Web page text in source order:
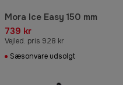
Mora Ice Easy 150 mm
739 kr
Vejled. pris 928 kr
Sæsonvare udsolgt